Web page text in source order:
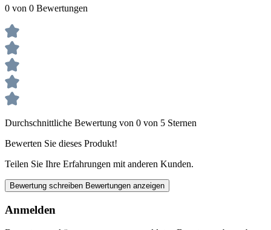
0 von 0 Bewertungen
Durchschnittliche Bewertung von 0 von 5 Sternen
Bewerten Sie dieses Produkt!
Teilen Sie Ihre Erfahrungen mit anderen Kunden.
Bewertung schreiben Bewertungen anzeigen
Anmelden